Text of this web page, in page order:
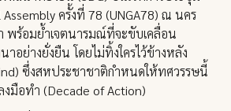
Assembly ครั้งที่ 78 (UNGA78) ณ นคร
พร้อมย้ำเจตนารมณ์ที่จะขับเคลื่อน
อย่างยั่งยืน โดยไม่ทิ้งใครไว้ข้างหลัง
ซึ่งสหประชาชาติกำหนดให้ทศวรรษนี้
งมือทำ (Decade of Action)